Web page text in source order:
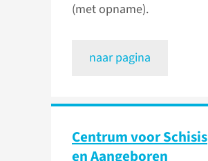
(met opname).
naar pagina
Centrum voor Schisis
en Aangeboren